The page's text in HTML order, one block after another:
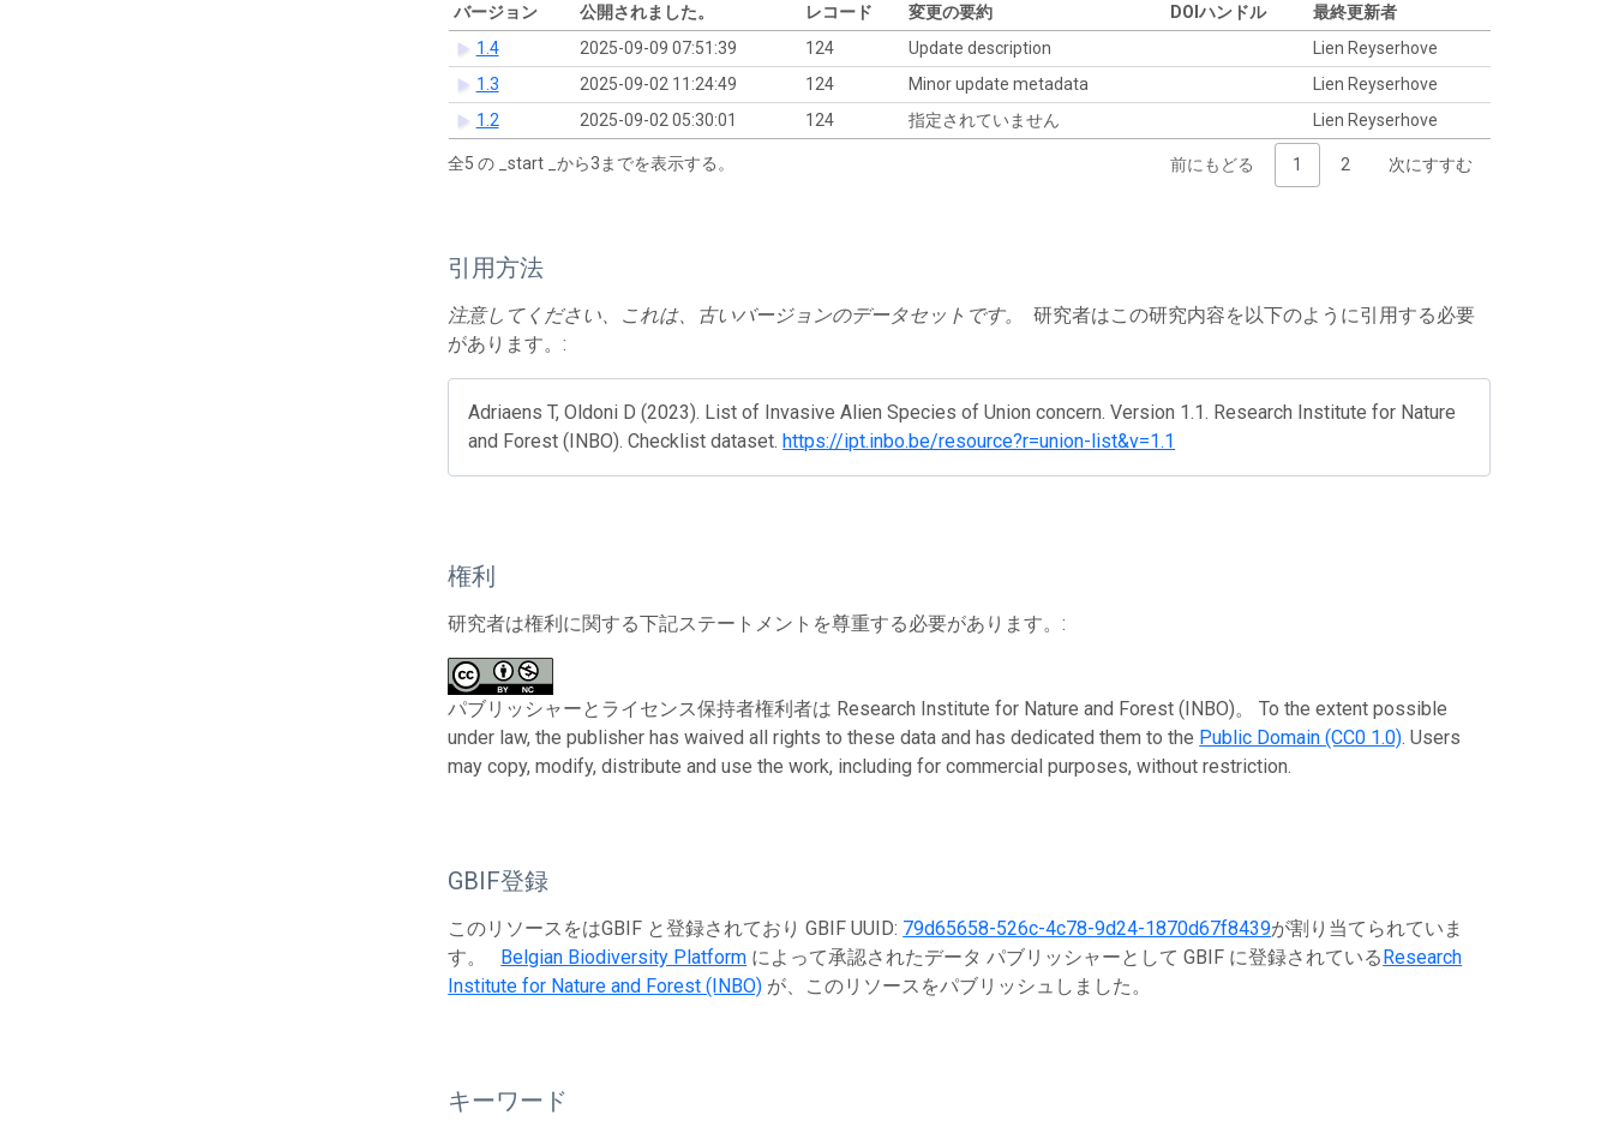
バージョン 公開されました。 レコード 変更の要約 DOIハンドル
最終更新者
1.4
2025-09-09 07:51:39 124 Update description
Lien Reyserhove
1.3
2025-09-02 11:24:49 124 Minor update metadata
Lien Reyserhove
1.2
2025-09-02 05:30:01 124 指定されていません Lien Reyserhove
全5 の _start _から3までを表示する。 前にもどる 1 2 次にすすむ
引用方法
注意してください、これは、古いバージョンのデータセットです。
研究者はこの研究内容を以下のように引用する必要
があります。:
Adriaens T, Oldoni D (2023). List of Invasive Alien Species of Union concern. Version 1.1. Research Institute for Nature
and Forest (INBO). Checklist dataset. https://ipt.inbo.be/resource?r=union-list&v=1.1
権利
研究者は権利に関する下記ステートメントを尊重する必要があります。:
パブリッシャーとライセンス保持者権利者は Research Institute for Nature and Forest (INBO)。 To the extent possible
under law, the publisher has waived all rights to these data and has dedicated them to the Public Domain (CC0 1.0). Users
may copy, modify, distribute and use the work, including for commercial purposes, without restriction.
GBIF登録
このリソースをはGBIF と登録されており GBIF UUID: 79d65658-526c-4c78-9d24-1870d67f8439が割り当てられていま
す。
Belgian Biodiversity Platform によって承認されたデータ パブリッシャーとして GBIF に登録されている Research
Institute for Nature and Forest (INBO) が、このリソースをパブリッシュしました。
キーワード